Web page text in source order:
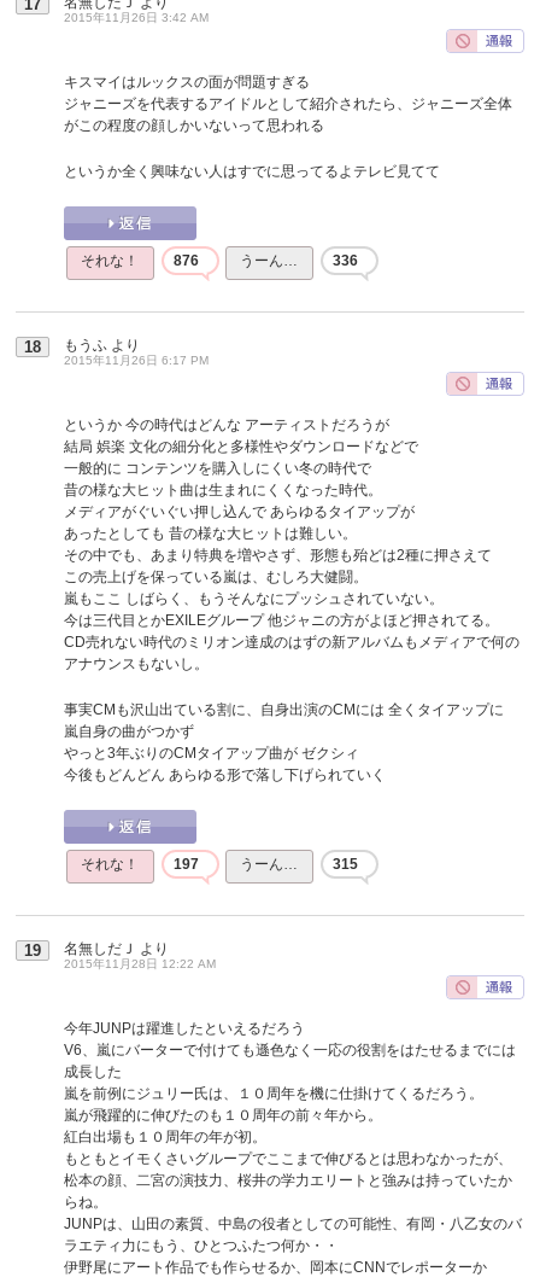
17
2015年11月26日 3:42 AM
キスマイはルックスの面が問題すぎる
ジャニーズを代表するアイドルとして紹介されたら、ジャニーズ全体
がこの程度の顔しかいないって思われる
というか全く興味ない人はすでに思ってるよテレビ見てて
それな！ 876 うーん… 336
18 もうふ より
2015年11月26日 6:17 PM
というか 今の時代はどんな アーティストだろうが
結局 娯楽 文化の細分化と多様性やダウンロードなどで
一般的に コンテンツを購入しにくい冬の時代で
昔の様な大ヒット曲は生まれにくくなった時代。
メディアがぐいぐい押し込んで あらゆるタイアップが
あったとしても 昔の様な大ヒットは難しい。
その中でも、あまり特典を増やさず、形態も殆どは2種に押さえて
この売上げを保っている嵐は、むしろ大健闘。
嵐もここ しばらく、もうそんなにプッシュされていない。
今は三代目とかEXILEグループ 他ジャニの方がよほど押されてる。
CD売れない時代のミリオン達成のはずの新アルバムもメディアで何の
アナウンスもないし。
事実CMも沢山出ている割に、自身出演のCMには 全くタイアップに
嵐自身の曲がつかず
やっと3年ぶりのCMタイアップ曲が ゼクシィ
今後もどんどん あらゆる形で落し下げられていく
それな！ 197 うーん… 315
19 名無しだＪ より
2015年11月28日 12:22 AM
今年JUNPは躍進したといえるだろう
V6、嵐にバーターで付けても遜色なく一応の役割をはたせるまでには
成長した
嵐を前例にジュリー氏は、１０周年を機に仕掛けてくるだろう。
嵐が飛躍的に伸びたのも１０周年の前々年から。
紅白出場も１０周年の年が初。
もともとイモくさいグループでここまで伸びるとは思わなかったが、
松本の顔、二宮の演技力、桜井の学力エリートと強みは持っていたか
らね。
JUNPは、山田の素質、中島の役者としての可能性、有岡・八乙女のバ
ラエティ力にもう、ひとつふたつ何か・・
伊野尾にアート作品でも作らせるか、岡本にCNNでレポーターか